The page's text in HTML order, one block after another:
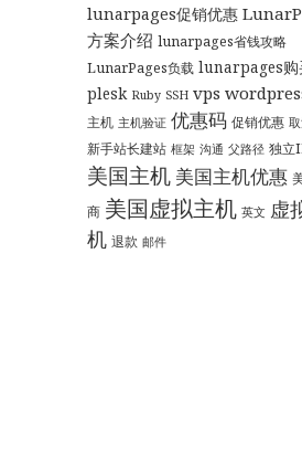
lunarpages促销优惠
方案介绍 lunarpages省钱攻略
LunarPages负载 lunarpages购
plesk Ruby SSH vps
主机 主机验证 优惠码 促销优惠
新手站长建站 框架 沟通 父路径 独立
美国主机 美国主机优惠
商 美国虚拟主机 英文 虚
机 退款 邮件